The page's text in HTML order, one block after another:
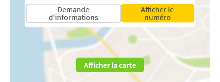
Demande
d'informations
Afficher le
numéro
Afficher la carte